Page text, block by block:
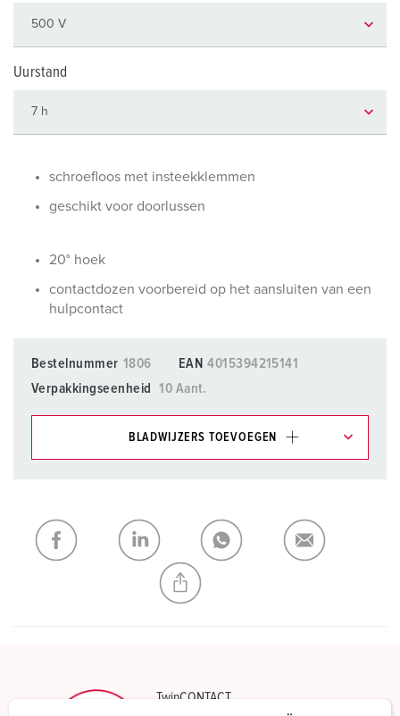
Uurstand
schroefloos met insteekklemmen
geschikt voor doorlussen
20° hoek
contactdozen voorbereid op het aansluiten van een
hulpcontact
Bestelnummer 1806 EAN 4015394215141
Verpakkingseenheid
10 Aant.
BLADWIJZERS TOEVOEGEN
Mijn lijst TOEVOEGEN
NIEUW LIJST MAKEN
TwinCONTACT